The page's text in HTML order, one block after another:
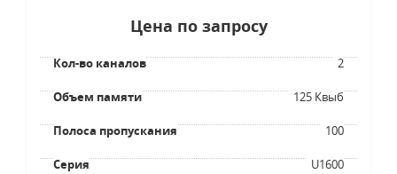
Цена по запросу
Кол-во каналов 2
Объем памяти 125 Квыб
Полоса пропускания 100
Серия U1600